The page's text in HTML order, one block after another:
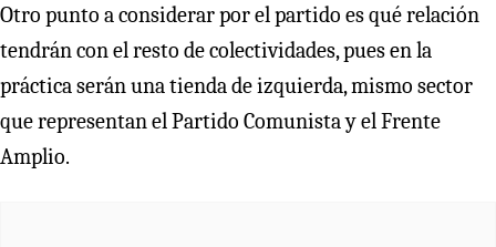
Otro punto a considerar por el partido es qué relación
tendrán con el resto de colectividades, pues en la
práctica serán una tienda de izquierda, mismo sector
que representan el Partido Comunista y el Frente
Amplio.